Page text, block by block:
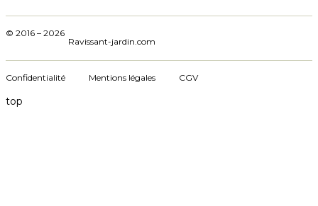
© 2016 – 2026
Ravissant-jardin.com
Confidentialité Mentions légales CGV
top